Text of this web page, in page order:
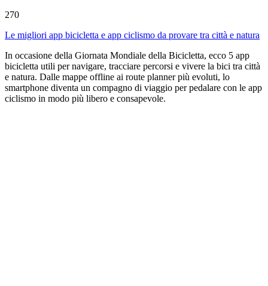
270
Le migliori app bicicletta e app ciclismo da provare tra città e natura
In occasione della Giornata Mondiale della Bicicletta, ecco 5 app
bicicletta utili per navigare, tracciare percorsi e vivere la bici tra città
e natura. Dalle mappe offline ai route planner più evoluti, lo
smartphone diventa un compagno di viaggio per pedalare con le app
ciclismo in modo più libero e consapevole.